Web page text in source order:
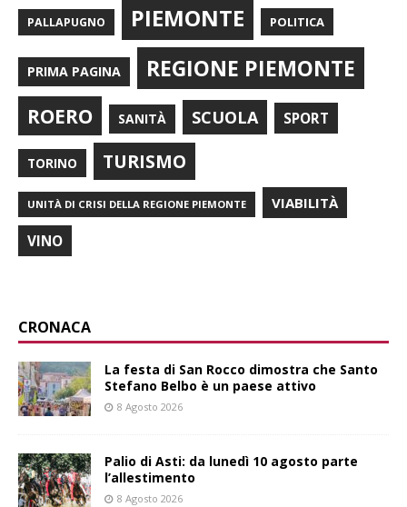
PALLAPUGNO PIEMONTE POLITICA
PRIMA PAGINA REGIONE PIEMONTE
ROERO SANITÀ SCUOLA SPORT
TORINO TURISMO
UNITÀ DI CRISI DELLA REGIONE PIEMONTE VIABILITÀ
VINO
CRONACA
La festa di San Rocco dimostra che Santo
Stefano Belbo è un paese attivo
8 Agosto 2026
Palio di Asti: da lunedì 10 agosto parte
l’allestimento
8 Agosto 2026